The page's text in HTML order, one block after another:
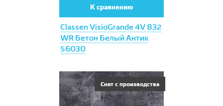
Classen VisioGrande 4V 832
WR Бетон Белый Антик
56030
К сравнению
Снят с производства